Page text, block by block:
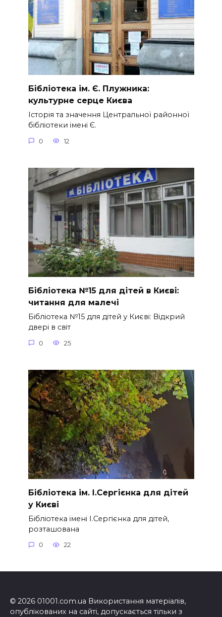
Бібліотека ім. Є. Плужника:
культурне серце Києва
Історія та значення Центральної районної
бібліотеки імені Є.
0 12
Бібліотека №15 для дітей в Києві:
читання для малечі
Бібліотека №15 для дітей у Києві: Відкрий
двері в світ
0 25
Бібліотека ім. І.Сергієнка для дітей
у Києві
Бібліотека імені І.Сергієнка для дітей,
розташована
0 22
© 2026 01001.com.ua Використання матеріалів,
опублікованих на сайті, допускається тільки з